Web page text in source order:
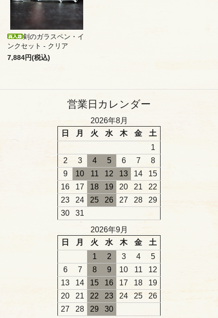
剣のガラスペン・イ
ンクセット - クリア
7,884円(税込)
営業日カレンダー
2026年8月
日
月 火 水 木 金
土
1
2
3 4 5 6 7
8
9
10 11 12 13 14
15
16
17 18 19 20 21
22
23
24 25 26 27 28
29
30
31
2026年9月
日
月 火 水 木 金
土
1
2 3 4
5
6
7 8 9 10 11
12
13
14 15 16 17 18
19
20
21 22 23 24 25
26
27
28 29
30